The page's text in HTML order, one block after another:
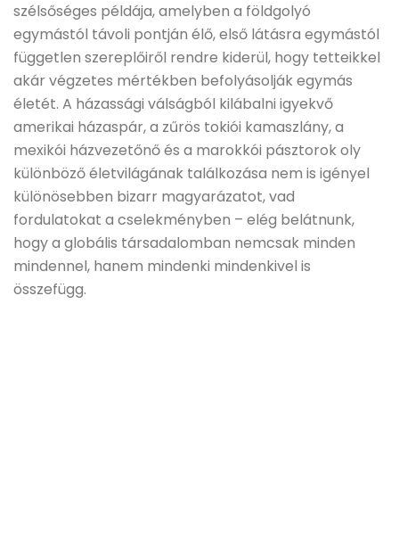
szélsőséges példája, amelyben a földgolyó
egymástól távoli pontján élő, első látásra egymástól
független szereplőiről rendre kiderül, hogy tetteikkel
akár végzetes mértékben befolyásolják egymás
életét. A házassági válságból kilábalni igyekvő
amerikai házaspár, a zűrös tokiói kamaszlány, a
mexikói házvezetőnő és a marokkói pásztorok oly
különböző életvilágának találkozása nem is igényel
különösebben bizarr magyarázatot, vad
fordulatokat a cselekményben – elég belátnunk,
hogy a globális társadalomban nemcsak minden
mindennel, hanem mindenki mindenkivel is
összefügg.